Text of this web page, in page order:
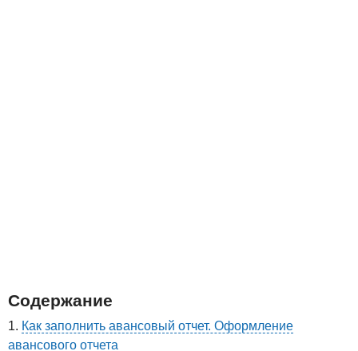
Содержание
Как заполнить авансовый отчет. Оформление
авансового отчета